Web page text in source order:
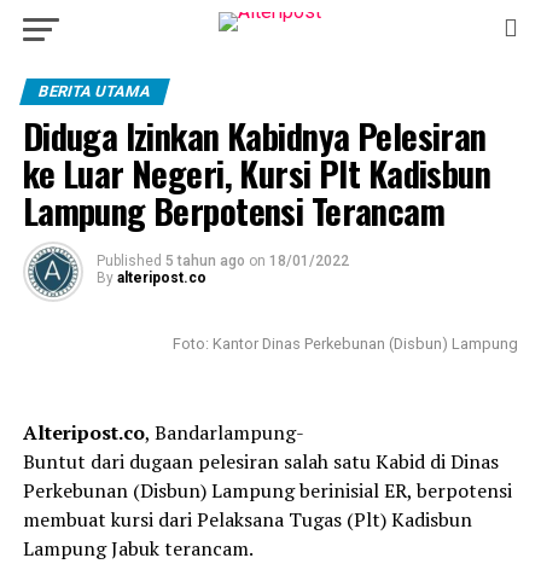
BERITA UTAMA
Diduga Izinkan Kabidnya Pelesiran
ke Luar Negeri, Kursi Plt Kadisbun
Lampung Berpotensi Terancam
Published 5 tahun ago on 18/01/2022
By alteripost.co
Foto: Kantor Dinas Perkebunan (Disbun) Lampung
Alteripost.co, Bandarlampung-
Buntut dari dugaan pelesiran salah satu Kabid di Dinas
Perkebunan (Disbun) Lampung berinisial ER, berpotensi
membuat kursi dari Pelaksana Tugas (Plt) Kadisbun
Lampung Jabuk terancam.